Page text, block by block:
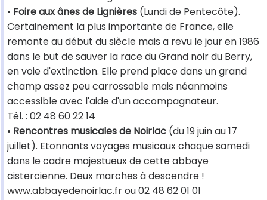
• Foire aux ânes de Lignières (Lundi de Pentecôte).
Certainement la plus importante de France, elle
remonte au début du siècle mais a revu le jour en 1986
dans le but de sauver la race du Grand noir du Berry,
en voie d'extinction. Elle prend place dans un grand
champ assez peu carrossable mais néanmoins
accessible avec l'aide d'un accompagnateur.
Tél. : 02 48 60 22 14
• Rencontres musicales de Noirlac (du 19 juin au 17
juillet). Etonnants voyages musicaux chaque samedi
dans le cadre majestueux de cette abbaye
cistercienne. Deux marches à descendre !
www.abbayedenoirlac.frou 02 48 62 01 01